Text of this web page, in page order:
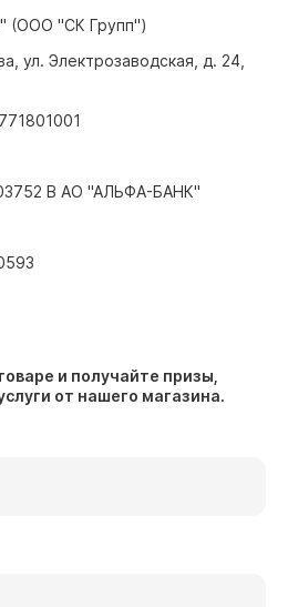
(ООО "СК Групп")
ул. Электрозаводская, д. 24,
В АО "АЛЬФА-БАНК"
и получайте призы,
от нашего магазина.